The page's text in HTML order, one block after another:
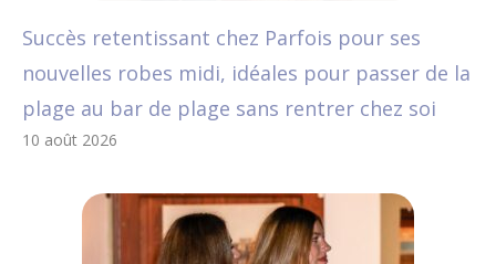
Succès retentissant chez Parfois pour ses
nouvelles robes midi, idéales pour passer de la
plage au bar de plage sans rentrer chez soi
10 août 2026